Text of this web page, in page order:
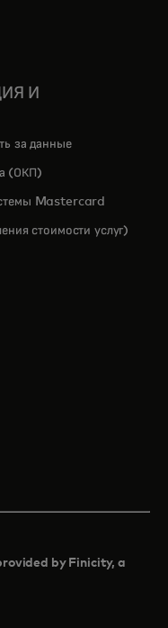
И
за данные
(ОКП)
Mastercard
стоимости услуг)
in a new tab
tab
in a new tab
a new tab
by Finicity, a